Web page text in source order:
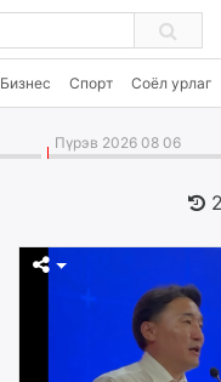
Бизнес Спорт Соёл урлаг
Пүрэв 2026 08 06